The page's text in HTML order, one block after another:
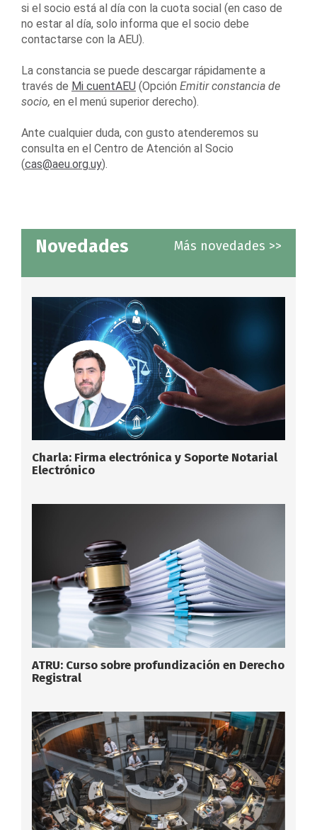
si el socio está al día con la cuota social (en caso de
no estar al día, solo informa que el socio debe
contactarse con la AEU).
La constancia se puede descargar rápidamente a
través de Mi cuentAEU (Opción Emitir constancia de
socio, en el menú superior derecho).
Ante cualquier duda, con gusto atenderemos su
consulta en el Centro de Atención al Socio
(cas@aeu.org.uy).
Novedades Más novedades >>
Charla: Firma electrónica y Soporte Notarial
Electrónico
ATRU: Curso sobre profundización en Derecho
Registral